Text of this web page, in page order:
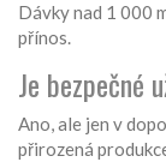
Dávky nad 1 000
přínos.
Je bezpečné
Ano, ale jen v
přirozená